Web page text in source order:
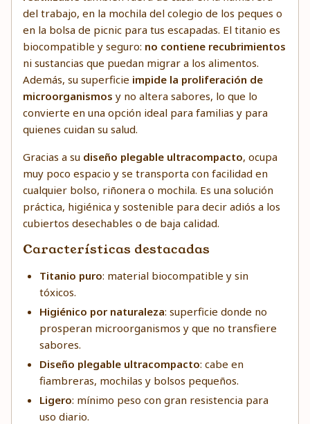
del trabajo, en la mochila del colegio de los peques o
en la bolsa de picnic para tus escapadas. El titanio es
biocompatible y seguro: no contiene recubrimientos
ni sustancias que puedan migrar a los alimentos.
Además, su superficie impide la proliferación de
microorganismos y no altera sabores, lo que lo
convierte en una opción ideal para familias y para
quienes cuidan su salud.
Gracias a su diseño plegable ultracompacto, ocupa
muy poco espacio y se transporta con facilidad en
cualquier bolso, riñonera o mochila. Es una solución
práctica, higiénica y sostenible para decir adiós a los
cubiertos desechables o de baja calidad.
Características destacadas
Titanio puro: material biocompatible y sin
tóxicos.
Higiénico por naturaleza: superficie donde no
prosperan microorganismos y que no transfiere
sabores.
Diseño plegable ultracompacto: cabe en
fiambreras, mochilas y bolsos pequeños.
Ligero: mínimo peso con gran resistencia para
uso diario.